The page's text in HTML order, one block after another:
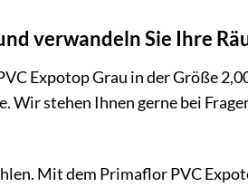
verwandeln Sie Ihre
Expotop Grau in der Größe
stehen Ihnen gerne bei
Mit dem Primaflor PVC